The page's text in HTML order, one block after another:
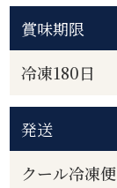
賞味期限
冷凍180日
発送
クール冷凍便